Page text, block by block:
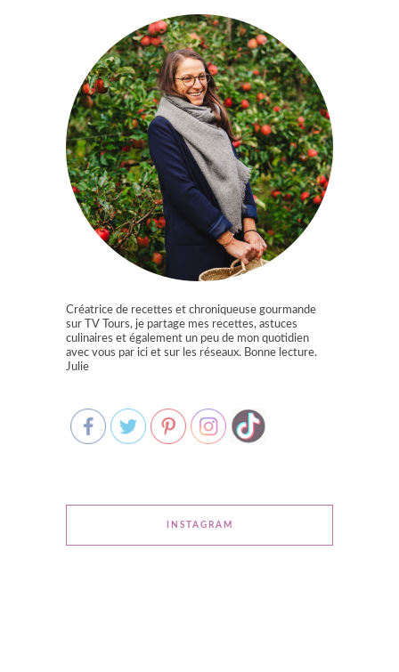
Créatrice de recettes et chroniqueuse gourmande
sur TV Tours, je partage mes recettes, astuces
culinaires et également un peu de mon quotidien
avec vous par ici et sur les réseaux. Bonne lecture.
Julie
INSTAGRAM